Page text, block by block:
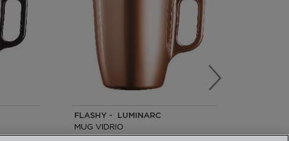
FLASHY - LUMINARC
MUG VIDRIO
25CL 25CL